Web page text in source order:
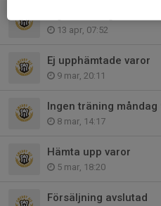
13 apr, 07:52
Ej upphämtade varor
9 mar, 20:11
Ingen träning måndag
8 mar, 14:17
Hämta upp varor
5 mar, 18:20
Försäljning avslutad